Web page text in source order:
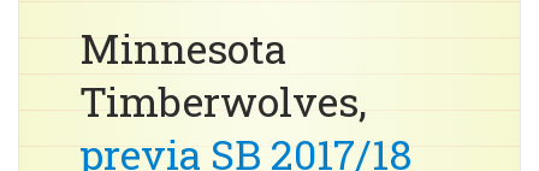
Minnesota
Timberwolves,
previa SB 2017/18